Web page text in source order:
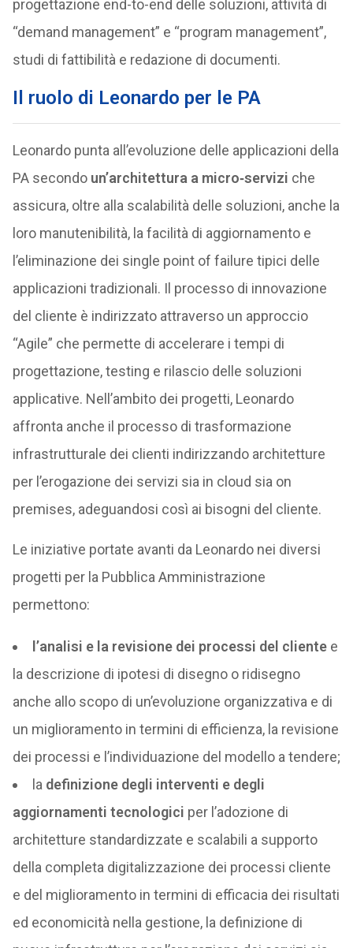
progettazione end-to-end delle soluzioni, attività di
“demand management” e “program management”,
studi di fattibilità e redazione di documenti.
Il ruolo di Leonardo per le PA
Leonardo punta all’evoluzione delle applicazioni della
PA secondo un’architettura a micro‑servizi che
assicura, oltre alla scalabilità delle soluzioni, anche la
loro manutenibilità, la facilità di aggiornamento e
l’eliminazione dei single point of failure tipici delle
applicazioni tradizionali. Il processo di innovazione
del cliente è indirizzato attraverso un approccio
“Agile” che permette di accelerare i tempi di
progettazione, testing e rilascio delle soluzioni
applicative. Nell’ambito dei progetti, Leonardo
affronta anche il processo di trasformazione
infrastrutturale dei clienti indirizzando architetture
per l’erogazione dei servizi sia in cloud sia on
premises, adeguandosi così ai bisogni del cliente.
Le iniziative portate avanti da Leonardo nei diversi
progetti per la Pubblica Amministrazione
permettono:
l’analisi e la revisione dei processi del cliente e
la descrizione di ipotesi di disegno o ridisegno
anche allo scopo di un’evoluzione organizzativa e di
un miglioramento in termini di efficienza, la revisione
dei processi e l’individuazione del modello a tendere;
la definizione degli interventi e degli
aggiornamenti tecnologici per l’adozione di
architetture standardizzate e scalabili a supporto
della completa digitalizzazione dei processi cliente
e del miglioramento in termini di efficacia dei risultati
ed economicità nella gestione, la definizione di